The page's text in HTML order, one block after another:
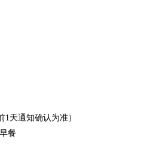
天通知确认为准）
餐